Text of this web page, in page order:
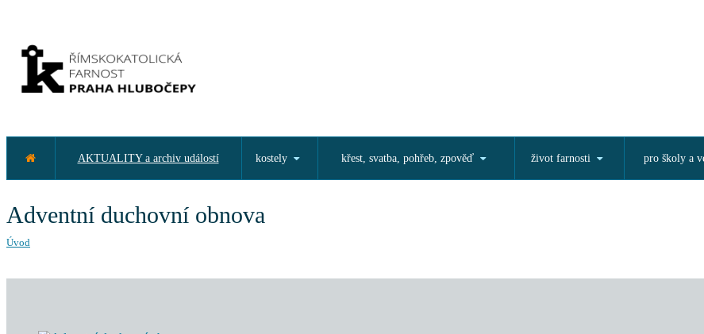
AKTUALITY a archiv událostí kostely křest, svatba, pohřeb, zpověď život farnosti pro školy a
Adventní duchovní obnova
Úvod